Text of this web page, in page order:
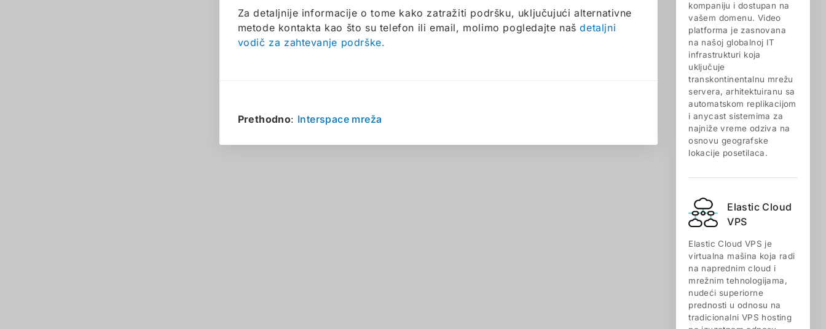
Za detaljnije informacije o tome kako zatražiti podršku, uključujući alternativne
metode kontakta kao što su telefon ili email, molimo pogledajte našdetaljni
vodič za zahtevanje podrške.
Prethodno: Interspace mreža
kompaniju i dostupan na
vašem domenu. Video
platforma je zasnovana
na našoj globalnoj IT
infrastrukturi koja
uključuje
transkontinentalnu mrežu
servera, arhitektuiranu sa
automatskom replikacijom
i anycast sistemima za
najniže vreme odziva na
osnovu geografske
lokacije posetilaca.
Elastic Cloud
VPS
Elastic Cloud VPS je
virtualna mašina koja radi
na naprednim cloud i
mrežnim tehnologijama,
nudeći superiorne
prednosti u odnosu na
tradicionalni VPS hosting